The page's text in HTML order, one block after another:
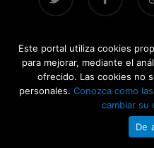
Contacto|Aviso legal |
anteriores:
Este portal utiliza cookies
para mejorar, mediante el
ofrecido. Las cookies no
personales. Conozca como
cambiar su
De